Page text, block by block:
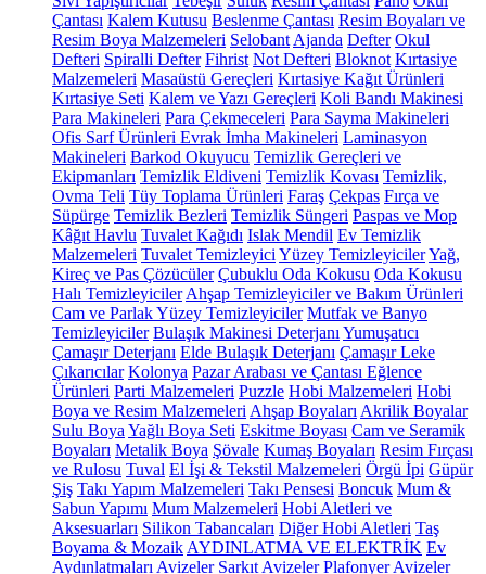
Çantası Kalem Kutusu Beslenme Çantası Resim Boyaları ve
Resim Boya Malzemeleri Selobant Ajanda Defter Okul
Defteri Spiralli Defter Fihrist Not Defteri Bloknot Kırtasiye
Malzemeleri Masaüstü Gereçleri Kırtasiye Kağıt Ürünleri
Kırtasiye Seti Kalem ve Yazı Gereçleri Koli Bandı Makinesi
Para Makineleri Para Çekmeceleri Para Sayma Makineleri
Ofis Sarf Ürünleri Evrak İmha Makineleri Laminasyon
Makineleri Barkod Okuyucu Temizlik Gereçleri ve
Ekipmanları Temizlik Eldiveni Temizlik Kovası Temizlik,
Ovma Teli Tüy Toplama Ürünleri Faraş Çekpas Fırça ve
Süpürge Temizlik Bezleri Temizlik Süngeri Paspas ve Mop
Kâğıt Havlu Tuvalet Kağıdı Islak Mendil Ev Temizlik
Malzemeleri Tuvalet Temizleyici Yüzey TemizleyicilerYağ,
Kireç ve Pas Çözücüler Çubuklu Oda Kokusu Oda Kokusu
Halı Temizleyiciler Ahşap Temizleyiciler ve Bakım Ürünleri
Cam ve Parlak Yüzey Temizleyiciler Mutfak ve Banyo
Temizleyiciler Bulaşık Makinesi Deterjanı Yumuşatıcı
Çamaşır Deterjanı Elde Bulaşık Deterjanı Çamaşır Leke
Çıkarıcılar Kolonya Pazar Arabası ve Çantası Eğlence
Ürünleri Parti Malzemeleri Puzzle Hobi Malzemeleri Hobi
Boya ve Resim Malzemeleri Ahşap Boyaları Akrilik Boyalar
Sulu Boya Yağlı Boya Seti Eskitme Boyası Cam ve Seramik
Boyaları Metalik Boya Şövale Kumaş Boyaları Resim Fırçası
ve Rulosu Tuval El İşi & Tekstil Malzemeleri Örgü İpi Güpür
Şiş Takı Yapım Malzemeleri Takı Pensesi Boncuk Mum &
Sabun Yapımı Mum Malzemeleri Hobi Aletleri ve
Aksesuarları Silikon Tabancaları Diğer Hobi Aletleri Taş
Boyama & Mozaik AYDINLATMA VE ELEKTRİK Ev
Aydınlatmaları Avizeler Sarkıt Avizeler Plafonyer Avizeler